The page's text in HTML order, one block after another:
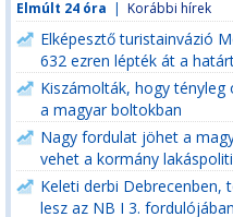
Elmúlt 24 óra | Korábbi hírek
Elképesztő turistainvázió
632 ezren lépték át a
Kiszámolták, hogy
a magyar boltokban
Nagy fordulat jöhet a
vehet a kormány
Keleti derbi Debrecenben,
lesz az NB I 3. fordulójában